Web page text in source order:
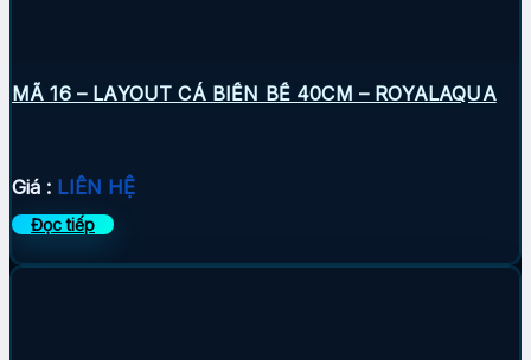
MÃ 16 – LAYOUT CÁ BIỂN BỂ 40CM – ROYALAQUA
Giá : LIÊN HỆ
Đọc tiếp